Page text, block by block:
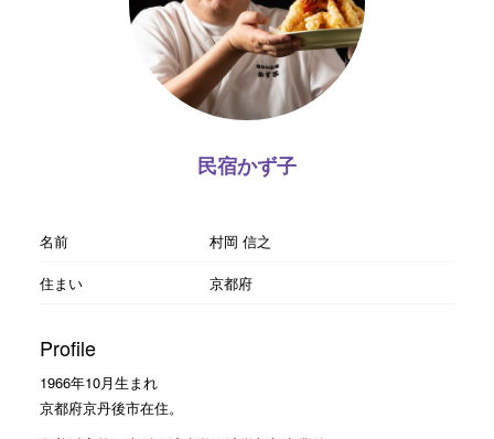
民宿かず子
名前
村岡 信之
住まい
京都府
Profile
1966年10月生まれ
京都府京丹後市在住。